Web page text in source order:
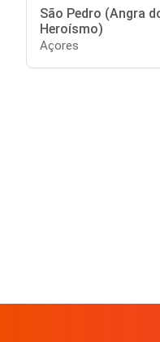
São Pedro (Angra
Heroísmo)
Açores